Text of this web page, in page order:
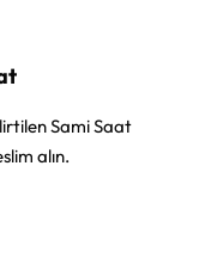
Sami Saat
alın.